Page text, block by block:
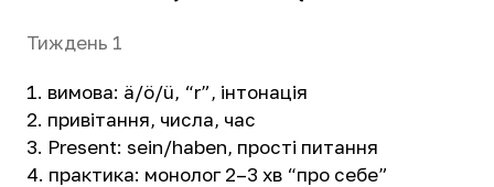
Тиждень 1
вимова: ä/ö/ü, “r”, інтонація
привітання, числа, час
Present: sein/haben, прості питання
практика: монолог 2–3 хв “про себе”